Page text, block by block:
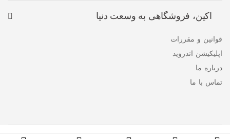
اکین، فروشگاهی به وسعت دنیا
قوانین و مقررات
اپلیکیشن اندروید
درباره ما
تماس با ما